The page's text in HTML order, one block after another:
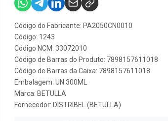
Código do Fabricante: PA2050CN0010
Código: 1243
Código NCM: 33072010
Código de Barras do Produto: 7898157611018
Código de Barras da Caixa: 7898157611018
Embalagem: UN 300ML
Marca: BETULLA
Fornecedor: DISTRIBEL (BETULLA)